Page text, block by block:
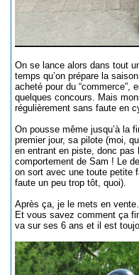
On se lance alors dans tout
temps qu’on prépare la
acheté pour du “commerce”,
quelques concours. Mais
régulièrement sans faute en
On pousse même jusqu’à la
premier jour, sa pilote (moi,
en entrant en piste, donc
comportement de Sam ! Le
on sort avec une toute petite
faute un peu trop tôt, quoi).
Après ça, je le mets en
Et vous savez comment ça
va sur ses 6 ans et il est